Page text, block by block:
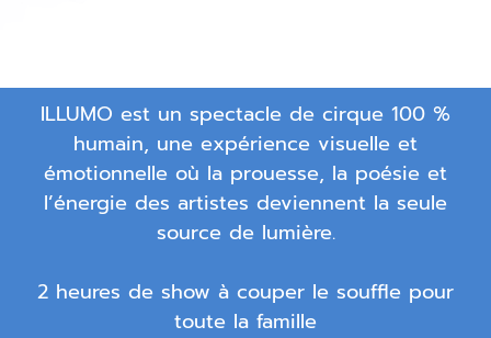
ILLUMO est un spectacle de cirque 100 %
humain, une expérience visuelle et
émotionnelle où la prouesse, la poésie et
l’énergie des artistes deviennent la seule
source de lumière.
2 heures de show à couper le souffle pour
toute la famille